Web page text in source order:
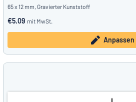
65 x 12 mm, Gravierter Kunststoff
€5.09 mit MwSt.
Anpassen